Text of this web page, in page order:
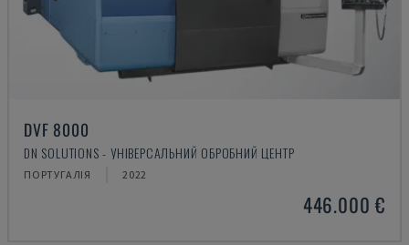
DVF 8000
DN SOLUTIONS - УНІВЕРСАЛЬНИЙ ОБРОБНИЙ ЦЕНТР
ПОРТУГАЛІЯ 2022
446.000 €